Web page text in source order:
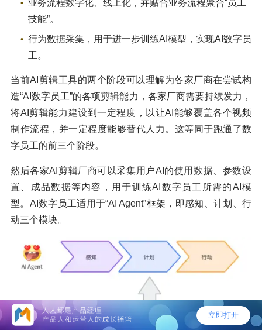
业务流程数字化、线上化，并贴合业务流程聚合“员工
技能”。
行为数据采集，用于进一步训练AI模型，实现AI数字员
工。
当前AI剪辑工具的两个阶段可以理解为各家厂商在尝试构
造“AI数字员工”的各项剪辑能力，各家厂商需要持续发力，
将AI剪辑能力建设到一定程度，以让AI能够覆盖各个视频
制作流程，并一定程度能够替代人力。这等同于跑通了数
字员工的前三个阶段。
然后各家AI剪辑厂商可以采集用户AI的使用数据、参数设
置、成品数据等内容，用于训练AI数字员工所需的AI模
型。AI数字员工适用于“AI Agent”框架，即感知、计划、行
动三个模块。